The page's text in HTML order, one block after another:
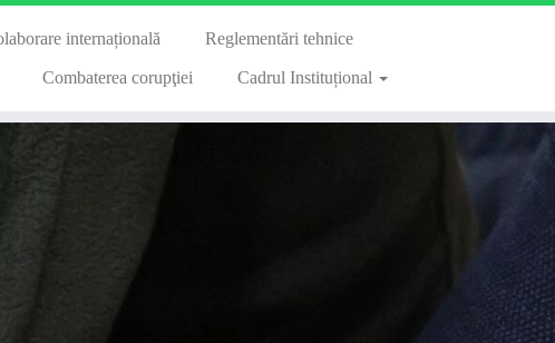
internațională Reglementări tehnice
Combaterea corupţiei Cadrul Instituțional